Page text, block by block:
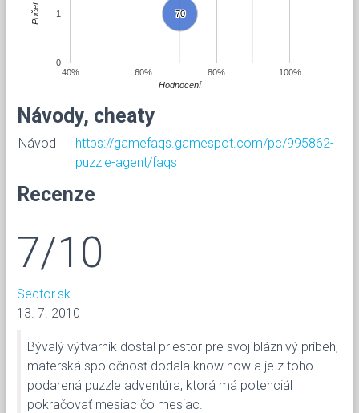
70
70
40% 60% 80% 100%
0
1
Hodnocení
Počet
Návody, cheaty
Návod
https://gamefaqs.gamespot.com/pc/995862-
puzzle-agent/faqs
Recenze
7/10
Sector.sk
13. 7. 2010
Bývalý výtvarník dostal priestor pre svoj bláznivý príbeh,
materská spoločnosť dodala know how a je z toho
podarená puzzle adventúra, ktorá má potenciál
pokračovať mesiac čo mesiac.